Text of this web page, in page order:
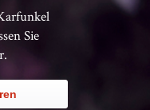
Sie